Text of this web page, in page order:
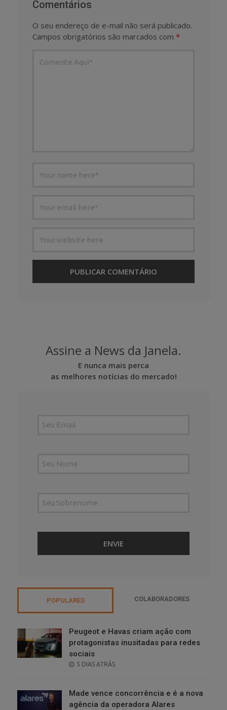
Comentários
O seu endereço de e-mail não será publicado.
Campos obrigatórios são marcados com *
Assine a News da Janela.
E nunca mais perca
as melhores notícias do mercado!
POPULARES COLABORADORES
Peugeot e Havas criam ação com
protagonistas inusitadas para redes
sociais
POSTED
5 DIAS ATRÁS
Made vence concorrência e é a nova
agência da operadora Alares